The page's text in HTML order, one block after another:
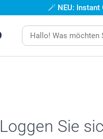
🪄 NEU:
Loggen Sie